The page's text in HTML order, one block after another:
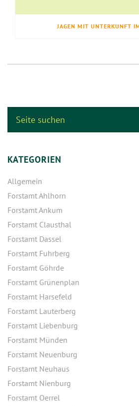
JAGEN MIT UNTERKUNFT
KATEGORIEN
Allgemein
Forstamt Ahlhorn
Forstamt Ankum
Forstamt Clausthal
Forstamt Dassel
Forstamt Fuhrberg
Forstamt Göhrde
Forstamt Grünenplan
Forstamt Harsefeld
Forstamt Lauterberg
Forstamt Liebenburg
Forstamt Münden
Forstamt Neuenburg
Forstamt Neuhaus
Forstamt Nienburg
Forstamt Oerrel